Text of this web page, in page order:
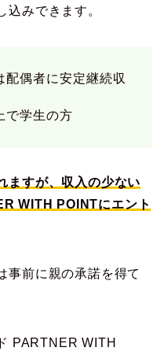
込みできます。
配偶者に安定継続収
で学生の方
ますが、収入の少ない
WITH POINTにエント
事前に親の承諾を得て
PARTNER WITH